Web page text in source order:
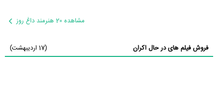
مشاهده 20 هنرمند داغ روز
فروش فیلم های در حال اکران (17 اردیبهشت)